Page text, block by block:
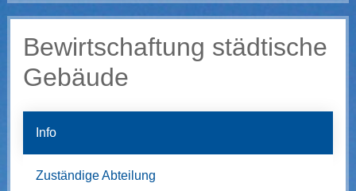
Bewirtschaftung städtische
Gebäude
Info
Zuständige Abteilung